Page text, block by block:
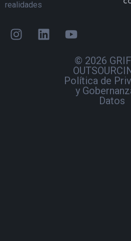
realidades
© 2026
Política de
y
Datos